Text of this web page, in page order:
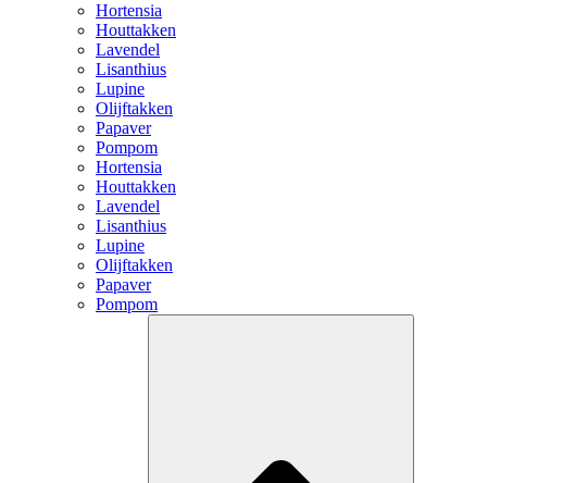
Hortensia
Houttakken
Lavendel
Lisanthius
Lupine
Olijftakken
Papaver
Pompom
Hortensia
Houttakken
Lavendel
Lisanthius
Lupine
Olijftakken
Papaver
Pompom